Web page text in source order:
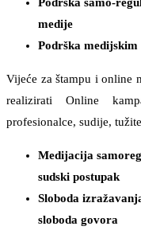
Podrška samo-
medije
Podrška medijskim
Vijeće za štampu i online
realizirati Online
profesionalce, sudije,
Medijacija
sudski postupak
Sloboda
sloboda govora